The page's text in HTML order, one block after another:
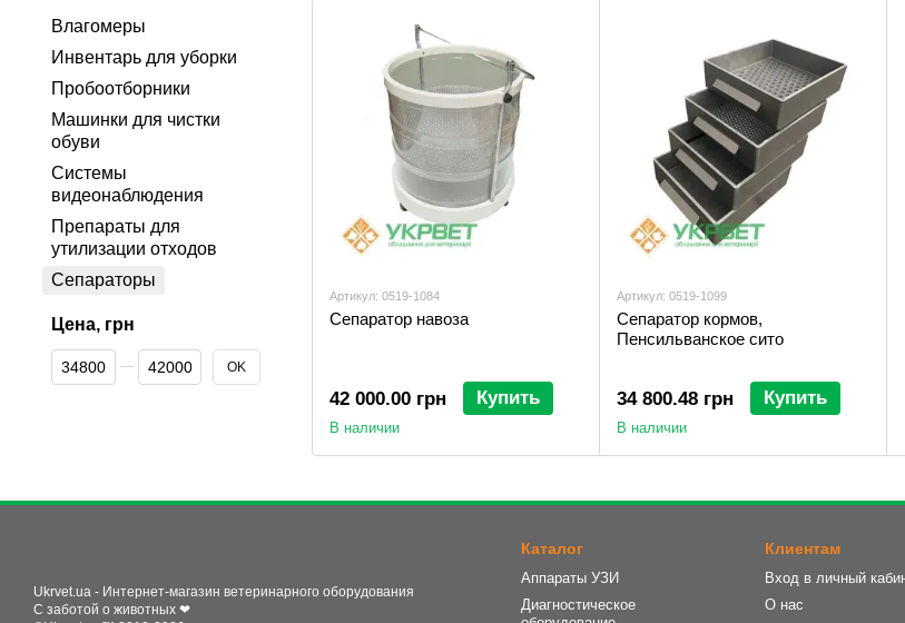
Артикул: 0519-1084
Сепаратор навоза
42 000.00 грн Купить
В наличии
Артикул: 0519-1099
Сепаратор кормов,
Пенсильванское сито
34 800.48 грн Купить
В наличии
Влагомеры
Инвентарь для уборки
Пробоотборники
Машинки для чистки
обуви
Системы
видеонаблюдения
Препараты для
утилизации отходов
Сепараторы
Цена, грн
От Цена, грн
До Цена, грн OK
Ukrvet.ua - Интернет-магазин ветеринарного оборудования
С заботой о животных ❤
Каталог
Аппараты УЗИ
Диагностическое
Клиентам
Вход в личный
О нас